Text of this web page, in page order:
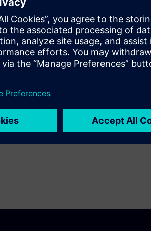
complex
these
and area
challenge
immediate
spend less
optimized